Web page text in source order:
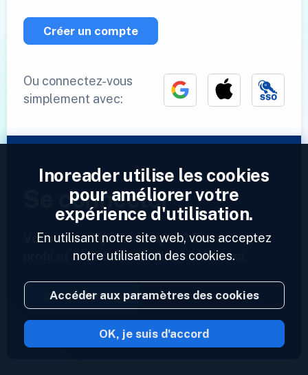
Créer un compte
Ou connectez-vous
simplement avec:
Se connecter
Vous avez déjà un compte ? Entrez votre
profil et accédez à vos flux maintenant.
Se connecter
2023 © Inoreader
Inoreader utilise les cookies
pour améliorer votre
expérience d'utilisation.
En utilisant notre site web, vous acceptez
notre utilisation des cookies.
Accéder aux paramètres des cookies
OK, je suis d'accord